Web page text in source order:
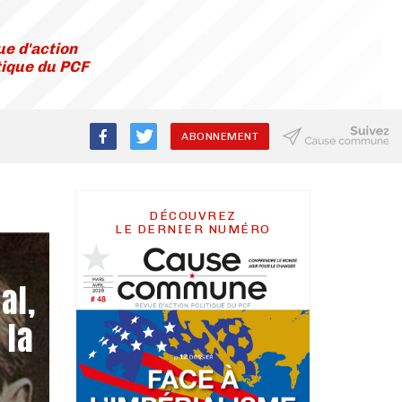
d'action
du PCF
ABONNEMENT
DÉCOUVREZ
LE DERNIER NUMÉRO